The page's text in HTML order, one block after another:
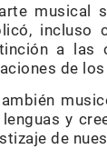
musical
incluso
a las
de
lenguas y
de